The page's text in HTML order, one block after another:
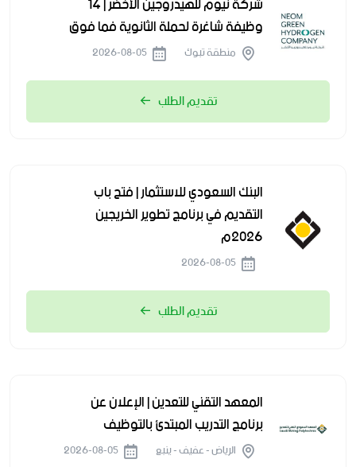
وظيفة شاغرة لحملة الثانوية فما فوق
منطقة تبوك
تقديم الطلب
البنك السعودي للاستثمار | فتح باب
التقديم في برنامج تطوير الخريجين
2026م
تقديم الطلب
المعهد التقني للتعدين | الإعلان عن
برنامج التدريب المبتدئ بالتوظيف
الرياض - عفيف - ينبع